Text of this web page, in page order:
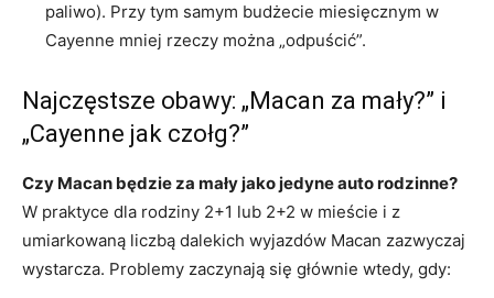
paliwo). Przy tym samym budżecie miesięcznym w
Cayenne mniej rzeczy można „odpuścić”.
Najczęstsze obawy: „Macan za mały?” i
„Cayenne jak czołg?”
Czy Macan będzie za mały jako jedyne auto rodzinne?
W praktyce dla rodziny 2+1 lub 2+2 w mieście i z
umiarkowaną liczbą dalekich wyjazdów Macan zazwyczaj
wystarcza. Problemy zaczynają się głównie wtedy, gdy: